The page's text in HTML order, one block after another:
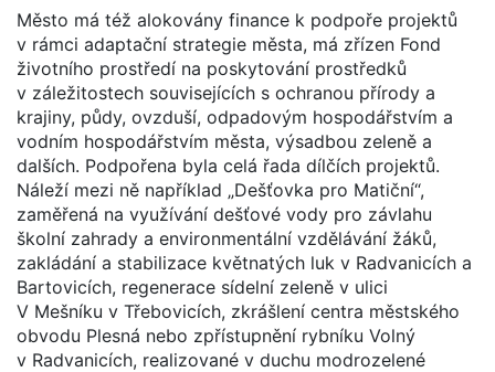
Město má též alokovány finance k podpoře projektů
v rámci adaptační strategie města, má zřízen Fond
životního prostředí na poskytování prostředků
v záležitostech souvisejících s ochranou přírody a
krajiny, půdy, ovzduší, odpadovým hospodářstvím a
vodním hospodářstvím města, výsadbou zeleně a
dalších. Podpořena byla celá řada dílčích projektů.
Náleží mezi ně například „Dešťovka pro Matiční“,
zaměřená na využívání dešťové vody pro závlahu
školní zahrady a environmentální vzdělávání žáků,
zakládání a stabilizace květnatých luk v Radvanicích a
Bartovicích, regenerace sídelní zeleně v ulici
V Mešníku v Třebovicích, zkrášlení centra městského
obvodu Plesná nebo zpřístupnění rybníku Volný
v Radvanicích, realizované v duchu modrozelené